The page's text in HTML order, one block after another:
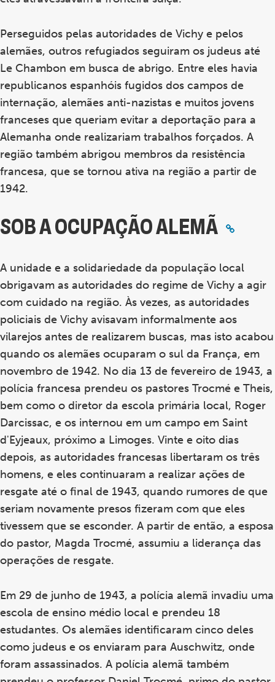
Perseguidos pelas autoridades de Vichy e pelos
alemães, outros refugiados seguiram os judeus até
Le Chambon em busca de abrigo. Entre eles havia
republicanos espanhóis fugidos dos campos de
internação, alemães anti-nazistas e muitos jovens
franceses que queriam evitar a deportação para a
Alemanha onde realizariam trabalhos forçados. A
região também abrigou membros da resistência
francesa, que se tornou ativa na região a partir de
1942.
SOB A OCUPAÇÃO ALEMÃ
A unidade e a solidariedade da população local
obrigavam as autoridades do regime de Vichy a agir
com cuidado na região. Às vezes, as autoridades
policiais de Vichy avisavam informalmente aos
vilarejos antes de realizarem buscas, mas isto acabou
quando os alemães ocuparam o sul da França, em
novembro de 1942. No dia 13 de fevereiro de 1943, a
polícia francesa prendeu os pastores Trocmé e Theis,
bem como o diretor da escola primária local, Roger
Darcissac, e os internou em um campo em Saint
d'Eyjeaux, próximo a Limoges. Vinte e oito dias
depois, as autoridades francesas libertaram os três
homens, e eles continuaram a realizar ações de
resgate até o final de 1943, quando rumores de que
seriam novamente presos fizeram com que eles
tivessem que se esconder. A partir de então, a esposa
do pastor, Magda Trocmé, assumiu a liderança das
operações de resgate.
Em 29 de junho de 1943, a polícia alemã invadiu uma
escola de ensino médio local e prendeu 18
estudantes. Os alemães identificaram cinco deles
como judeus e os enviaram para Auschwitz, onde
foram assassinados. A polícia alemã também